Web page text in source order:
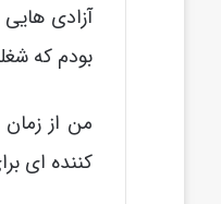
آزادی
بودم که
من از
کننده ای